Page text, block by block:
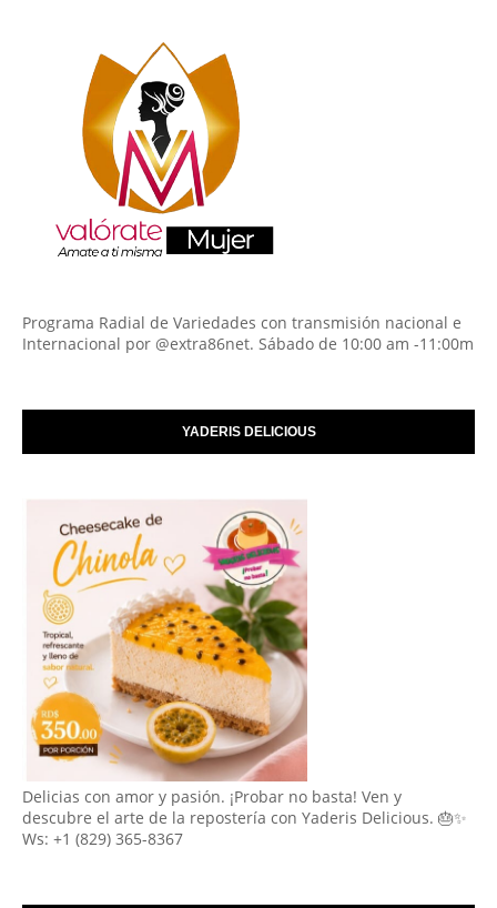
Programa Radial de Variedades con transmisión nacional e
Internacional por @extra86net. Sábado de 10:00 am -11:00m
YADERIS DELICIOUS
Delicias con amor y pasión. ¡Probar no basta! Ven y
descubre el arte de la repostería con Yaderis Delicious. 🎂✨
Ws: +1 (829) 365-8367